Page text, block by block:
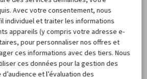
les plus
les voyageurs à
Avec votre consentement, nous
individuel et traiter les informations
appareils (y compris votre adresse e-
pour personnaliser nos offres et
ces informations avec des tiers. Nous
ces données pour la gestion des
et l’évaluation des